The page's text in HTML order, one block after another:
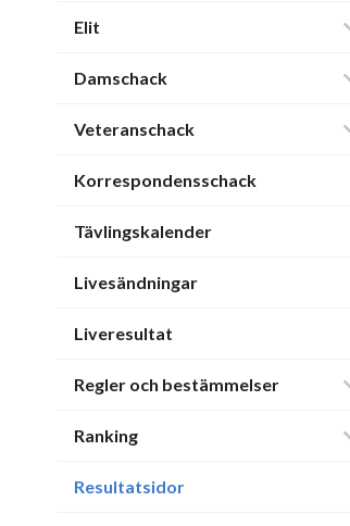
Elit
Damschack
Veteranschack
Korrespondensschack
Tävlingskalender
Livesändningar
Liveresultat
Regler och bestämmelser
Ranking
Resultatsidor